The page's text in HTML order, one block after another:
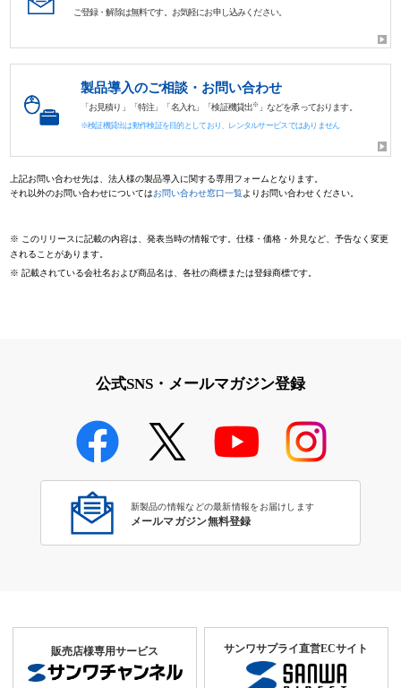
ご登録・解除は無料です。お気軽にお申し込みください。
製品導入のご相談・お問い合わせ
「お見積り」「特注」「名入れ」「検証機貸出※ 」などを承っております。
※検証機貸出は動作検証を目的としており、レンタルサービスではありません
上記お問い合わせ先は、法人様の製品導入に関する専用フォームとなります。
それ以外のお問い合わせについてはお問い合わせ窓口一覧よりお問い合わせください。
※ このリリースに記載の内容は、発表当時の情報です。仕様・価格・外見など、予告なく変更
されることがあります。
※ 記載されている会社名および商品名は、各社の商標または登録商標です。
公式SNS・メールマガジン登録
新製品の情報などの最新情報をお届けします
メールマガジン無料登録
販売店様専用サービス サンワサプライ直営ECサイト